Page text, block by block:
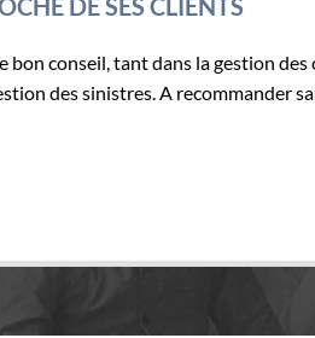
DE SES CLIENTS
bon conseil, tant dans la gestion
des sinistres. A recommander